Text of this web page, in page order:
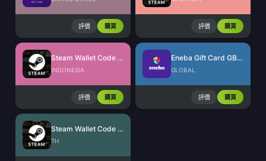
評價 購買 評價 購買
Steam Wallet Code (IDR)
INDONESIA
評價 購買
Eneba Gift Card GBP 5 GBP
GLOBAL
評價 購買
Steam Wallet Code (THB)
TH